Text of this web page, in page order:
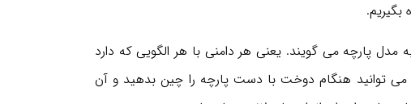
مدل پارچه می گویند. یعنی هر دامنی با هر الگویی که دارد
توانید هنگام دوخت با دست پارچه را چین بدهید و آن